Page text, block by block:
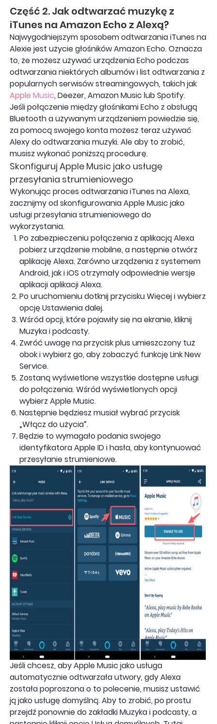
Część 2. Jak odtwarzać muzykę z
iTunes na Amazon Echo z Alexą?
Najwygodniejszym sposobem odtwarzania iTunes na
Alexie jest użycie głośników Amazon Echo. Oznacza
to, że możesz używać urządzenia Echo podczas
odtwarzania niektórych albumów i list odtwarzania z
popularnych serwisów streamingowych, takich jak
Apple Music, Deezer, Amazon Music lub Spotify.
Jeśli połączenie między głośnikami Echo z obsługą
Bluetooth a używanym urządzeniem powiedzie się,
za pomocą swojego konta możesz teraz używać
Alexy do odtwarzania muzyki. Ale aby to zrobić,
musisz wykonać poniższą procedurę.
Skonfiguruj Apple Music jako usługę
przesyłania strumieniowego
Wykonując proces odtwarzania iTunes na Alexa,
zacznijmy od skonfigurowania Apple Music jako
usługi przesyłania strumieniowego do
wykorzystania.
Po zabezpieczeniu połączenia z aplikacją Alexa
pobierz urządzenie mobilne, a następnie otwórz
aplikację Alexa. Zarówno urządzenia z systemem
Android, jak i iOS otrzymały odpowiednie wersje
aplikacji aplikacji Alexa.
Po uruchomieniu dotknij przycisku Więcej i wybierz
opcję Ustawienia dalej.
Wśród opcji, które pojawiły się na ekranie, kliknij
Muzyka i podcasty.
Zwróć uwagę na przycisk plus umieszczony tuż
obok i wybierz go, aby zobaczyć funkcję Link New
Service.
Zostaną wyświetlone wszystkie dostępne usługi
do połączenia. Wśród wyświetlonych opcji
wybierz Apple Music.
Następnie będziesz musiał wybrać przycisk
„Włącz do użycia”.
Będzie to wymagało podania swojego
identyfikatora Apple ID i hasła, aby kontynuować
przesyłanie strumieniowe.
Jeśli chcesz, aby Apple Music jako usługa
automatycznie odtwarzała utwory, gdy Alexa
została poproszona o to polecenie, musisz ustawić
ją jako usługę domyślną. Aby to zrobić, po prostu
przejdź ponownie do zakładki Muzyka i podcasty, a